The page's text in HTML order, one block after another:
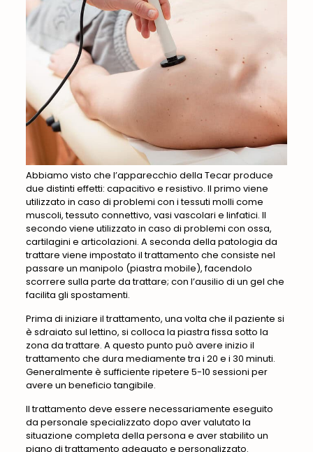
Abbiamo visto che l’apparecchio della Tecar produce
due distinti effetti: capacitivo e resistivo. Il primo viene
utilizzato in caso di problemi con i tessuti molli come
muscoli, tessuto connettivo, vasi vascolari e linfatici. Il
secondo viene utilizzato in caso di problemi con ossa,
cartilagini e articolazioni. A seconda della patologia da
trattare viene impostato il trattamento che consiste nel
passare un manipolo (piastra mobile), facendolo
scorrere sulla parte da trattare; con l’ausilio di un gel che
facilita gli spostamenti.
Prima di iniziare il trattamento, una volta che il paziente si
è sdraiato sul lettino, si colloca la piastra fissa sotto la
zona da trattare. A questo punto può avere inizio il
trattamento che dura mediamente tra i 20 e i 30 minuti.
Generalmente è sufficiente ripetere 5-10 sessioni per
avere un beneficio tangibile.
Il trattamento deve essere necessariamente eseguito
da personale specializzato dopo aver valutato la
situazione completa della persona e aver stabilito un
piano di trattamento adeguato e personalizzato.